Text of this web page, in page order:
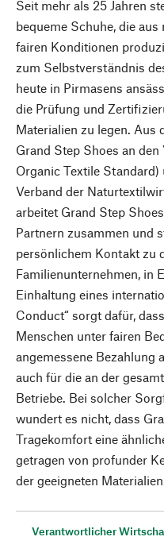
Seit mehr als 25 Jahren
bequeme Schuhe, die
fairen Konditionen
zum Selbstverständnis
heute in Pirmasens
die Prüfung und
Materialien zu legen. Aus
Grand Step Shoes an
Organic Textile
Verband der
arbeitet Grand Step
Partnern zusammen und
persönlichem Kontakt zu
Familienunternehmen, in
Einhaltung eines
Conduct“ sorgt dafür,
Menschen unter fairen
angemessene Bezahlung
auch für die an der
Betriebe. Bei solcher
wundert es nicht, dass
Tragekomfort eine
getragen von profunder
der geeigneten
Verantwortlicher